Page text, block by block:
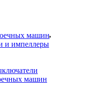
машин
и импеллеры
машин